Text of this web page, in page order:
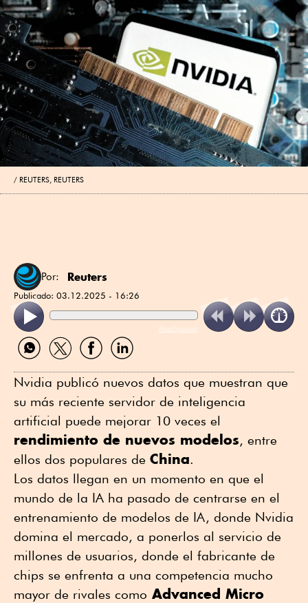
REUTERS, REUTERS
Por: Reuters
Publicado: 03.12.2025 - 16:26
ReadSpeaker
Compartir
por
Compartir
por
Compartir
por
Compartir
por
Nvidia publicó nuevos datos que muestran que
su más reciente servidor de inteligencia
artificial puede mejorar 10 veces el
rendimiento de nuevos modelos, entre
ellos dos populares de China.
Los datos llegan en un momento en que el
mundo de la IA ha pasado de centrarse en el
entrenamiento de modelos de IA, donde Nvidia
domina el mercado, a ponerlos al servicio de
millones de usuarios, donde el fabricante de
chips se enfrenta a una competencia mucho
mayor de rivales como Advanced Micro